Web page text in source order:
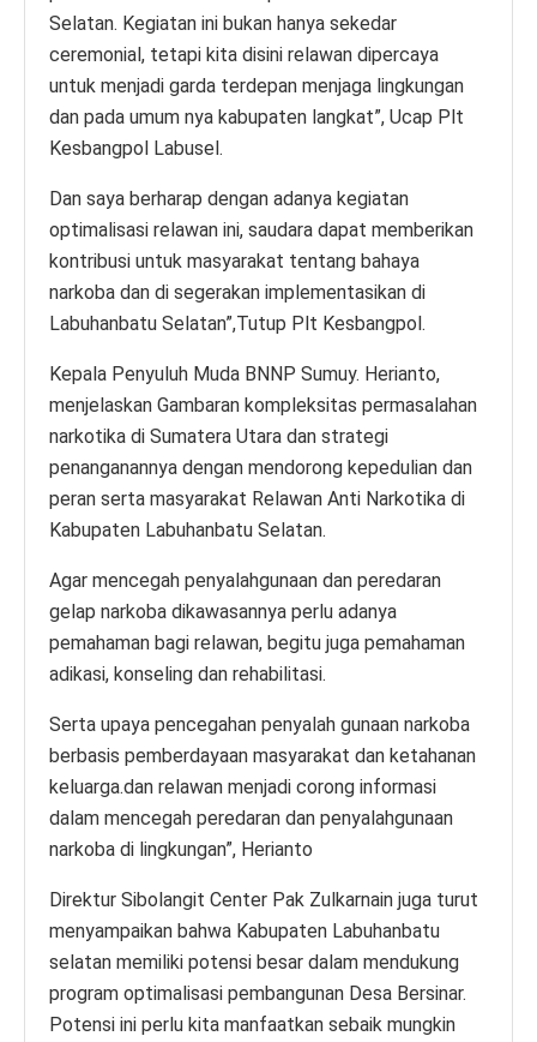
Selatan. Kegiatan ini bukan hanya sekedar
ceremonial, tetapi kita disini relawan dipercaya
untuk menjadi garda terdepan menjaga lingkungan
dan pada umum nya kabupaten langkat”, Ucap Plt
Kesbangpol Labusel.
Dan saya berharap dengan adanya kegiatan
optimalisasi relawan ini, saudara dapat memberikan
kontribusi untuk masyarakat tentang bahaya
narkoba dan di segerakan implementasikan di
Labuhanbatu Selatan”,Tutup Plt Kesbangpol.
Kepala Penyuluh Muda BNNP Sumuy. Herianto,
menjelaskan Gambaran kompleksitas permasalahan
narkotika di Sumatera Utara dan strategi
penanganannya dengan mendorong kepedulian dan
peran serta masyarakat Relawan Anti Narkotika di
Kabupaten Labuhanbatu Selatan.
Agar mencegah penyalahgunaan dan peredaran
gelap narkoba dikawasannya perlu adanya
pemahaman bagi relawan, begitu juga pemahaman
adikasi, konseling dan rehabilitasi.
Serta upaya pencegahan penyalah gunaan narkoba
berbasis pemberdayaan masyarakat dan ketahanan
keluarga.dan relawan menjadi corong informasi
dalam mencegah peredaran dan penyalahgunaan
narkoba di lingkungan”, Herianto
Direktur Sibolangit Center Pak Zulkarnain juga turut
menyampaikan bahwa Kabupaten Labuhanbatu
selatan memiliki potensi besar dalam mendukung
program optimalisasi pembangunan Desa Bersinar.
Potensi ini perlu kita manfaatkan sebaik mungkin